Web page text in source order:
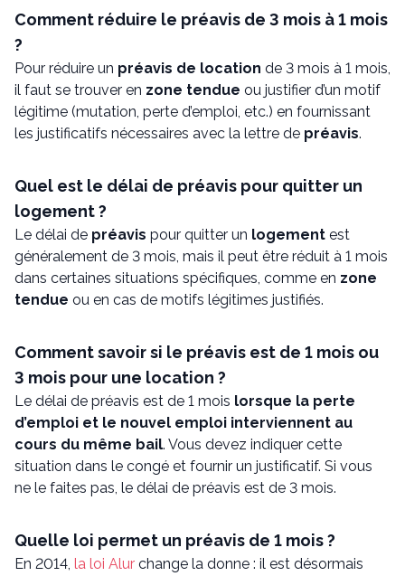
Comment réduire le préavis de 3 mois à 1 mois
?
Pour réduire un préavis de location de 3 mois à 1 mois,
il faut se trouver en zone tendue ou justifier d’un motif
légitime (mutation, perte d’emploi, etc.) en fournissant
les justificatifs nécessaires avec la lettre de préavis.
Quel est le délai de préavis pour quitter un
logement ?
Le délai de préavis pour quitter un logement est
généralement de 3 mois, mais il peut être réduit à 1 mois
dans certaines situations spécifiques, comme en zone
tendue ou en cas de motifs légitimes justifiés.
Comment savoir si le préavis est de 1 mois ou
3 mois pour une location ?
Le délai de préavis est de 1 mois lorsque la perte
d’emploi et le nouvel emploi interviennent au
cours du même bail. Vous devez indiquer cette
situation dans le congé et fournir un justificatif. Si vous
ne le faites pas, le délai de préavis est de 3 mois.
Quelle loi permet un préavis de 1 mois ?
En 2014, la loi Alur change la donne : il est désormais